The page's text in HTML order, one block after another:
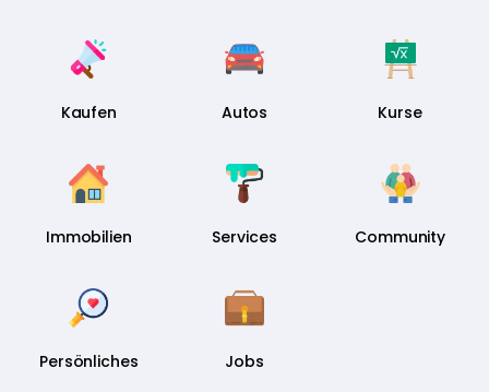
Kaufen Autos Kurse
Immobilien Services Community
Persönliches Jobs